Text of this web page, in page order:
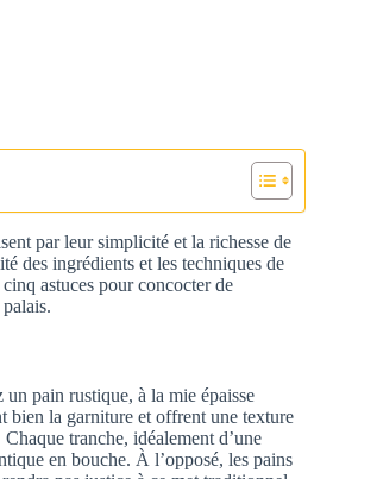
par leur simplicité et la richesse de
des ingrédients et les techniques de
astuces pour concocter de
pain rustique, à la mie épaisse
bien la garniture et offrent une texture
tranche, idéalement d’une
en bouche. À l’opposé, les pains